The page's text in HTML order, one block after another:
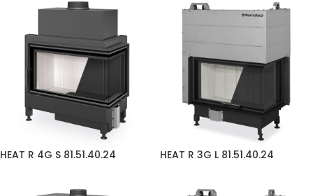
HEAT R 4G S 81.51.40.24 HEAT R 3G L 81.51.40.24